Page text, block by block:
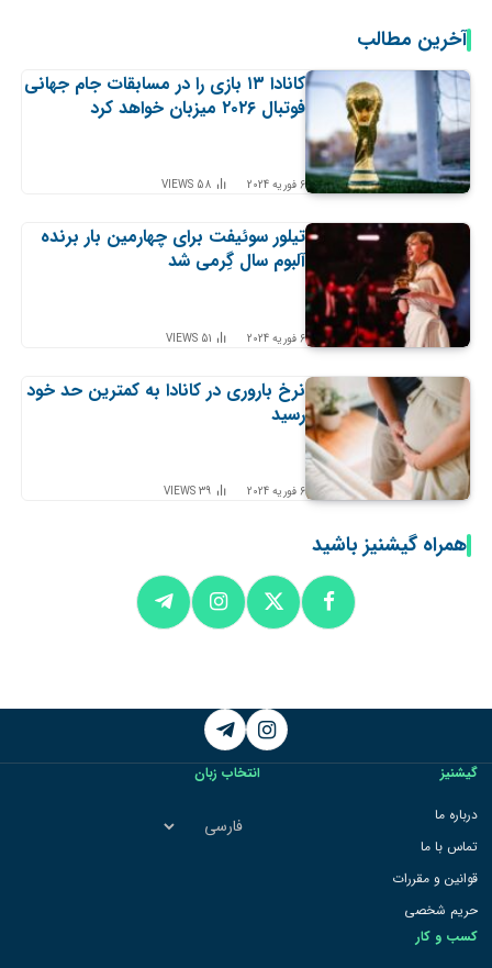
آخرین مطالب
کانادا ۱۳ بازی را در مسابقات جام جهانی
فوتبال ۲۰۲۶ میزبان خواهد کرد
6 فوریه 2024 58
VIEWS
تیلور سوئیفت برای چهارمین بار برنده
آلبوم سال گِرمی شد
6 فوریه 2024 51
VIEWS
نرخ باروری در کانادا به کمترین حد خود
رسید
6 فوریه 2024 39
VIEWS
همراه گیشنیز باشید
Instagram
Telegram
گیشنیز
درباره ما
تماس با ما
قوانین و مقررات
حریم شخصی
کسب و کار
انتخاب زبان
انتخاب
زبان